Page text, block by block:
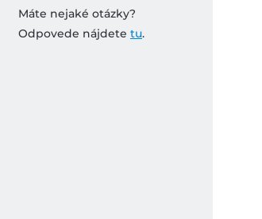
Máte nejaké otázky?
Odpovede nájdete tu.